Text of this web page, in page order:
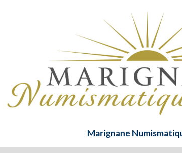
Marignane